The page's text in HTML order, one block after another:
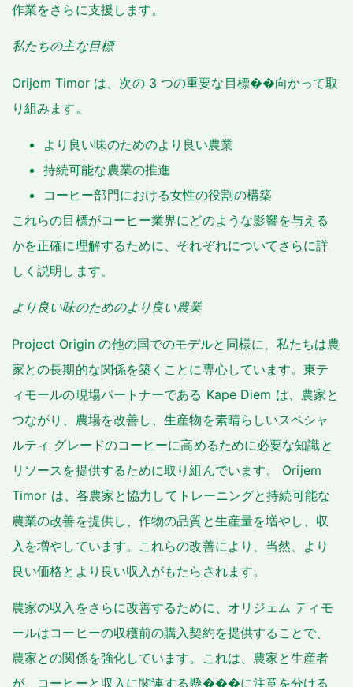
作業をさらに支援します。
私たちの主な目標
Orijem Timor は、次の 3 つの重要な目標��向かって取
り組みます。
より良い味のためのより良い農業
持続可能な農業の推進
コーヒー部門における女性の役割の構築
これらの目標がコーヒー業界にどのような影響を与える
かを正確に理解するために、それぞれについてさらに詳
しく説明します。
より良い味のためのより良い農業
Project Origin の他の国でのモデルと同様に、私たちは農
家との長期的な関係を築くことに専心しています。東テ
ィモールの現場パートナーである Kape Diem は、農家と
つながり、農場を改善し、生産物を素晴らしいスペシャ
ルティ グレードのコーヒーに高めるために必要な知識と
リソースを提供するために取り組んでいます。 Orijem
Timor は、各農家と協力してトレーニングと持続可能な
農業の改善を提供し、作物の品質と生産量を増やし、収
入を増やしています。これらの改善により、当然、より
良い価格とより良い収入がもたらされます。
農家の収入をさらに改善するために、オリジェム ティモ
ールはコーヒーの収穫前の購入契約を提供することで、
農家との関係を強化しています。これは、農家と生産者
が、コーヒーと収入に関連する懸���に注意を分ける